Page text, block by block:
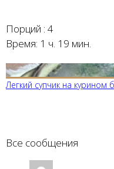
Порций : 4
Время: 1 ч. 19 мин.
Легкий супчик на курином
Все сообщения